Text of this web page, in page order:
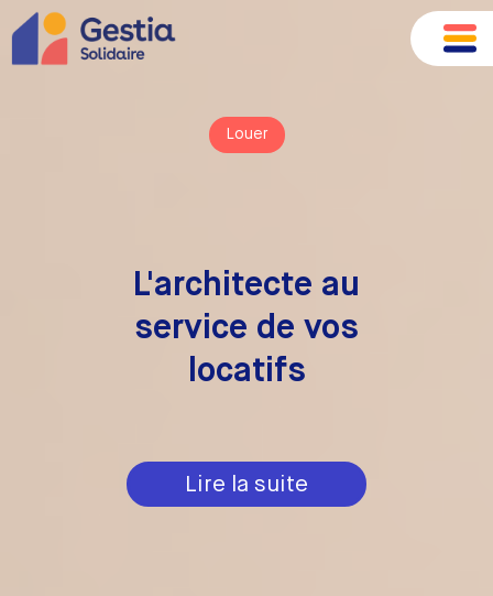
Louer
L'architecte au
service de vos
locatifs
Lire la suite